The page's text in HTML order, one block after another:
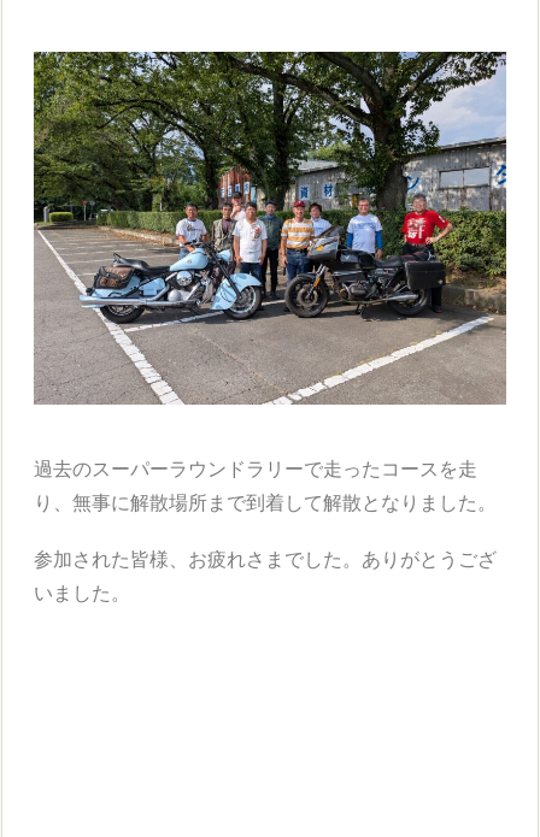
過去のスーパーラウンドラリーで走ったコースを走
り、無事に解散場所まで到着して解散となりました。
参加された皆様、お疲れさまでした。ありがとうござ
いました。